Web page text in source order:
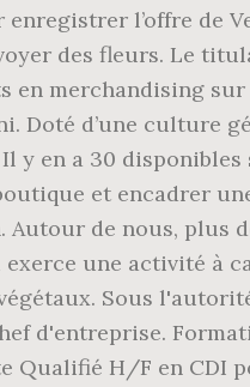
l’offre
des fleurs. Le
merchandising
Doté d’une
y en a 30
et encadrer
de nous, plus
une activité à
Sous
d'entreprise.
Qualifié H/F en CDI